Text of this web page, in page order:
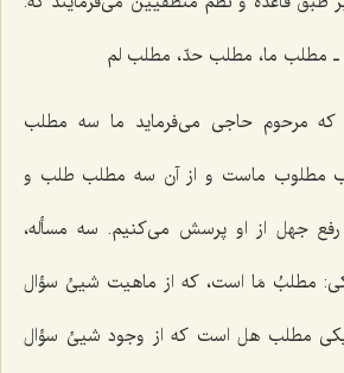
ـ مطلب ما، مطلب حدّ، مطلب لم
كه مرحوم حاجى مى‌فرماید ما سه مطلب
مطلوب ماست و از آن سه مطلب طلب و
جهل از او پرسش مى‌كنیم. سه مسأله،
مطلبُ مَا است، كه از ماهیت شیئ سؤال
مطلب هل است كه از وجود شیئ سؤال